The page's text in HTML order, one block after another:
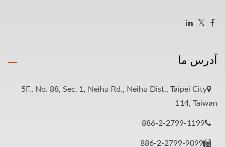
آدرس ما
5F., No. 88, Sec. 1, Neihu Rd., Neihu Dist., Taipei City
114, Taiwan
886-2-2799-1199
886-2-2799-9099